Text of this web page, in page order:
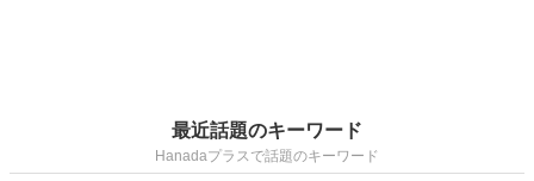
最近話題のキーワード
Hanadaプラスで話題のキーワード